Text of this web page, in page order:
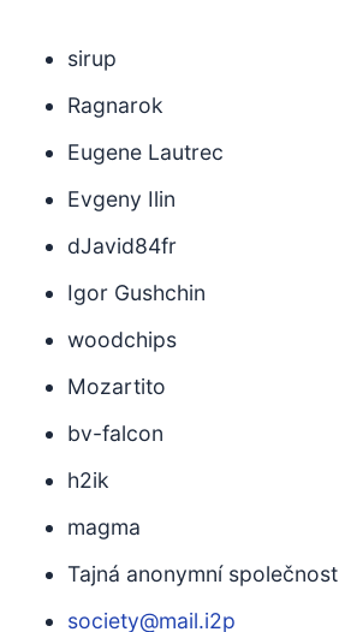
sirup
Ragnarok
Eugene Lautrec
Evgeny Ilin
dJavid84fr
Igor Gushchin
woodchips
Mozartito
bv-falcon
h2ik
magma
Tajná anonymní společnost
society@mail.i2p